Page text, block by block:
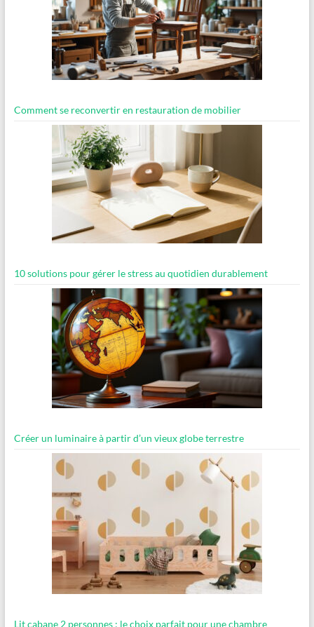
Comment se reconvertir en restauration de mobilier
10 solutions pour gérer le stress au quotidien durablement
Créer un luminaire à partir d’un vieux globe terrestre
Lit cabane 2 personnes : le choix parfait pour une chambre